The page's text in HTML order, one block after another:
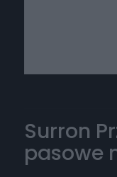
Surron
pasowe